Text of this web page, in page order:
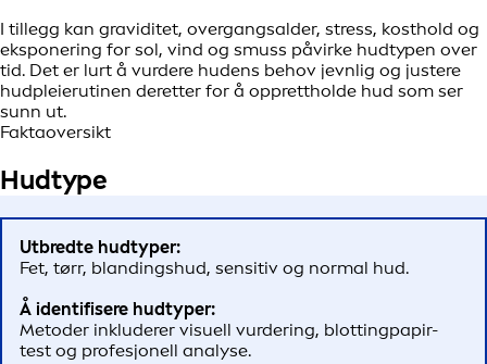
I tillegg kan graviditet, overgangsalder, stress, kosthold og
eksponering for sol, vind og smuss påvirke hudtypen over
tid. Det er lurt å vurdere hudens behov jevnlig og justere
hudpleierutinen deretter for å opprettholde hud som ser
sunn ut.
Faktaoversikt
Hudtype
Utbredte hudtyper:
Fet, tørr, blandingshud, sensitiv og normal hud.
Å identifisere hudtyper:
Metoder inkluderer visuell vurdering, blottingpapir-
test og profesjonell analyse.